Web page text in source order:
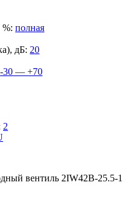
%: полная
дБ: 20
-30 — +70
2
вентиль 2IW42B-25.5-1